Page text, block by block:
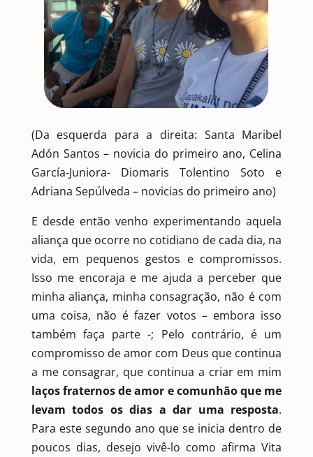
(Da esquerda para a direita: Santa Maribel
Adón Santos – novicia do primeiro ano, Celina
García-Juniora- Diomaris Tolentino Soto e
Adriana Sepúlveda – novicias do primeiro ano)
E desde então venho experimentando aquela
aliança que ocorre no cotidiano de cada dia, na
vida, em pequenos gestos e compromissos.
Isso me encoraja e me ajuda a perceber que
minha aliança, minha consagração, não é com
uma coisa, não é fazer votos – embora isso
também faça parte -; Pelo contrário, é um
compromisso de amor com Deus que continua
a me consagrar, que continua a criar em mim
laços fraternos de amor e comunhão que me
levam todos os dias a dar uma resposta.
Para este segundo ano que se inicia dentro de
poucos dias, desejo vivê-lo como afirma Vita